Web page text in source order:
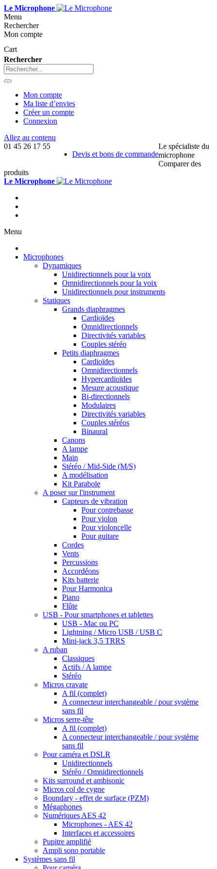
Le Microphone
Menu
Rechercher
Mon compte
Cart
Rechercher
Mon compte
Ma liste d’envies
Créer un compte
Connexion
Allez au contenu
01 45 26 17 55
Devis et bons de commande
Le spécialiste du
microphone
Comparer des
produits
Le Microphone
Menu
Microphones
Dynamiques
Unidirectionnels pour la voix
Omnidirectionnels pour la voix
Unidirectionnels pour instruments
Statiques
Grands diaphragmes
Cardioïdes
Omnidirectionnels
Directivités variables
Couples stéréo
Petits diaphragmes
Cardioïdes
Omnidirectionnels
Hypercardioïdes
Mesure acoustique
Bi-directionnels
Modulaires
Directivités variables
Couples stéréos
Binaural
Canons
A lampe
Main
Stéréo / Mid-Side (M/S)
A modélisation
Kit Parabole
A poser sur l'instrument
Capteurs de vibration
Pour contrebasse
Pour violon
Pour violoncelle
Pour guitare
Cordes
Vents
Percussions
Accordéons
Kits batterie
Pour Harmonica
Piano
Flûte
USB - Pour smartphones et tablettes
USB - Mac ou PC
Lightning / Micro USB / USB C
Mini-jack 3,5 TRRS
A ruban
Classiques
Actifs / A lampe
Stéréo
Micros cravate
A fil (complet)
A connecteur interchangeable / pour système
sans fil
Micros serre-tête
A fil (complet)
A connecteur interchangeable / pour système
sans fil
Pour caméra et DSLR
Unidirectionnels
Stéréo / Omnidirectionnels
Kits surround et ambisonic
Micros col de cygne
Boundary - effet de surface (PZM)
Mégaphones
Numériques AES 42
Microphones - AES 42
Interfaces et accessoires
Pupitre amplifié
Ampli sono portable
Systèmes sans fil